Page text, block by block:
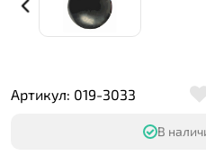
Артикул: 019-3033
В